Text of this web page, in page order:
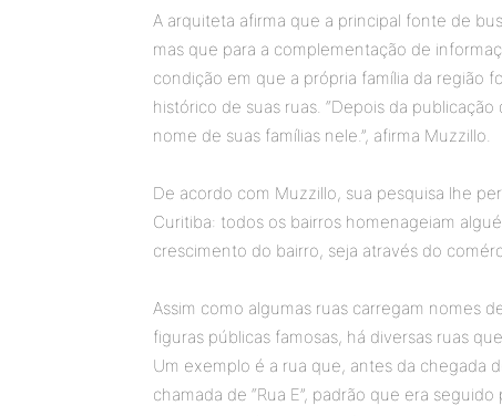
A arquiteta afirma que a principal fonte de
mas que para a complementação de
condição em que a própria família da região
histórico de suas ruas. “Depois da
nome de suas famílias nele.”, afirma Muzzillo.
De acordo com Muzzillo, sua pesquisa lhe
Curitiba: todos os bairros homenageiam
crescimento do bairro, seja através do
Assim como algumas ruas carregam nomes
figuras públicas famosas, há diversas ruas
Um exemplo é a rua que, antes da chegada
chamada de “Rua E”, padrão que era